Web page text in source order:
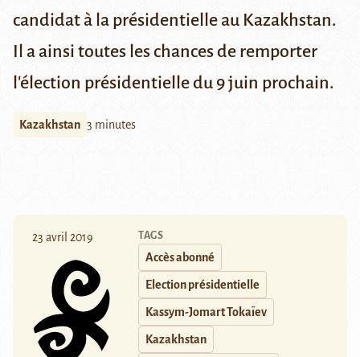
candidat à la présidentielle au Kazakhstan.
Il a ainsi toutes les chances de remporter
l'élection présidentielle du 9 juin prochain.
Kazakhstan 3 minutes
23 avril 2019 TAGS
Accès abonné
Election présidentielle
Kassym-Jomart Tokaïev
Kazakhstan